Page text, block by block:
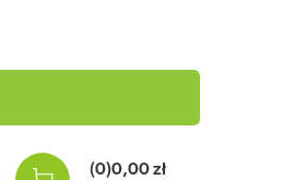
(0)0,00 zł